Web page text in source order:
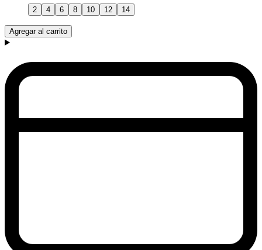
2 4 6 8 10 12 14
Agregar al carrito